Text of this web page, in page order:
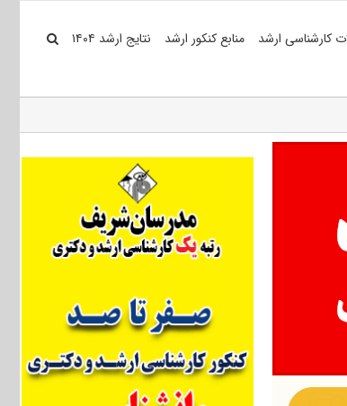
کارشناسی ارشد منابع کنکور ارشد نتایج ارشد ۱۴۰۴